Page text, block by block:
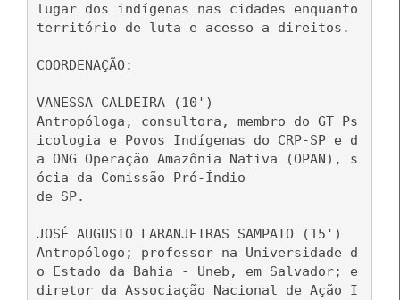
lugar dos indígenas nas cidades enquanto
território de luta e acesso a direitos.
COORDENAÇÃO:
VANESSA CALDEIRA (10')
Antropóloga, consultora, membro do GT Ps
icologia e Povos Indígenas do CRP-SP e d
a ONG Operação Amazônia Nativa (OPAN), s
ócia da Comissão Pró-Índio
de SP.
JOSÉ AUGUSTO LARANJEIRAS SAMPAIO (15')
Antropólogo; professor na Universidade d
o Estado da Bahia - Uneb, em Salvador; e
diretor da Associação Nacional de Ação I